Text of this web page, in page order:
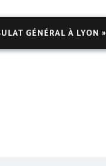
GÉNÉRAL À LYON »